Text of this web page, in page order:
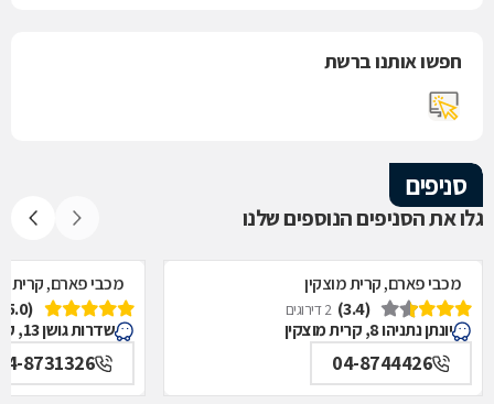
חפשו אותנו ברשת
סניפים
גלו את הסניפים הנוספים שלנו
מכבי פארם, קרית מוצקין
(3.4)
2 דירוגים
יונתן נתניהו 8, קרית מוצקין
04-8744426
מכבי פארם, קרית
(5.0)
שדרות גושן 13, קרית מוצקין
8731326